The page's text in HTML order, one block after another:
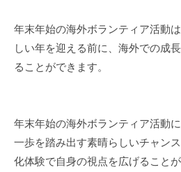
年末年始の海外ボランティア活動
しい年を迎える前に、海外での成
ることができます。
年末年始の海外ボランティア活動
一歩を踏み出す素晴らしいチャン
化体験で自身の視点を広げること